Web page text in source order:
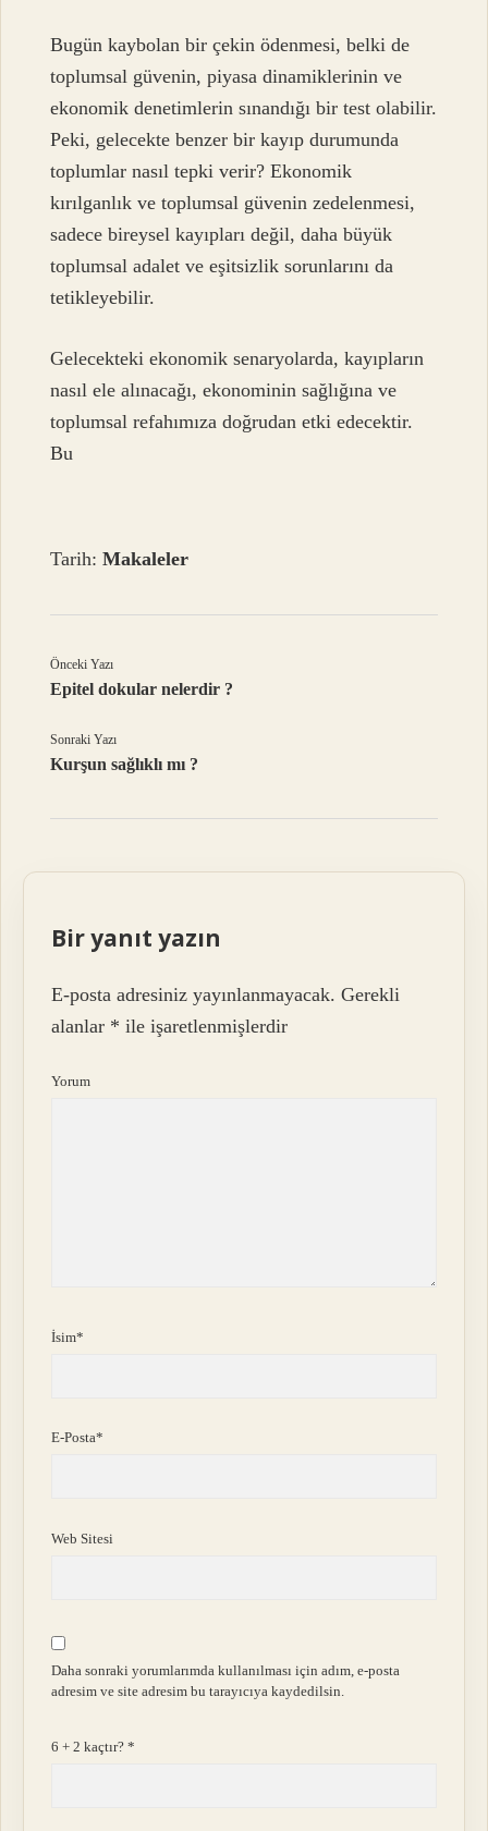
Bugün kaybolan bir çekin ödenmesi, belki de
toplumsal güvenin, piyasa dinamiklerinin ve
ekonomik denetimlerin sınandığı bir test olabilir.
Peki, gelecekte benzer bir kayıp durumunda
toplumlar nasıl tepki verir? Ekonomik
kırılganlık ve toplumsal güvenin zedelenmesi,
sadece bireysel kayıpları değil, daha büyük
toplumsal adalet ve eşitsizlik sorunlarını da
tetikleyebilir.
Gelecekteki ekonomik senaryolarda, kayıpların
nasıl ele alınacağı, ekonominin sağlığına ve
toplumsal refahımıza doğrudan etki edecektir.
Bu
Tarih:Makaleler
Önceki Yazı
Epitel dokular nelerdir ?
Sonraki Yazı
Kurşun sağlıklı mı ?
Bir yanıt yazın
E-posta adresiniz yayınlanmayacak. Gerekli
alanlar * ile işaretlenmişlerdir
Yorum
İsim*
E-Posta*
Web Sitesi
Daha sonraki yorumlarımda kullanılması için adım, e-posta
adresim ve site adresim bu tarayıcıya kaydedilsin.
6 + 2 kaçtır?*